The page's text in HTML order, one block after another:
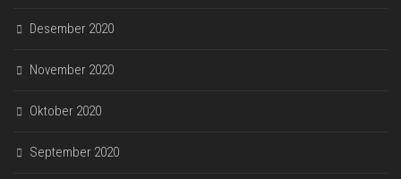
Desember 2020
November 2020
Oktober 2020
September 2020